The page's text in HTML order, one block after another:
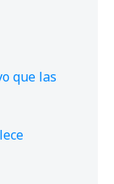
que las